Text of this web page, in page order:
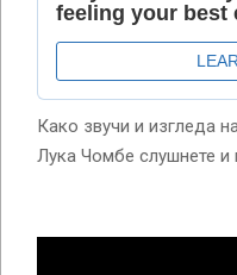
Како звучи и изгледа
Лука Чомбе слушнете и